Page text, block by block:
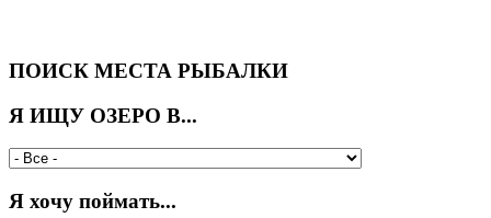
ПОИСК МЕСТА РЫБАЛКИ
Я ИЩУ ОЗЕРО В...
Я хочу поймать...